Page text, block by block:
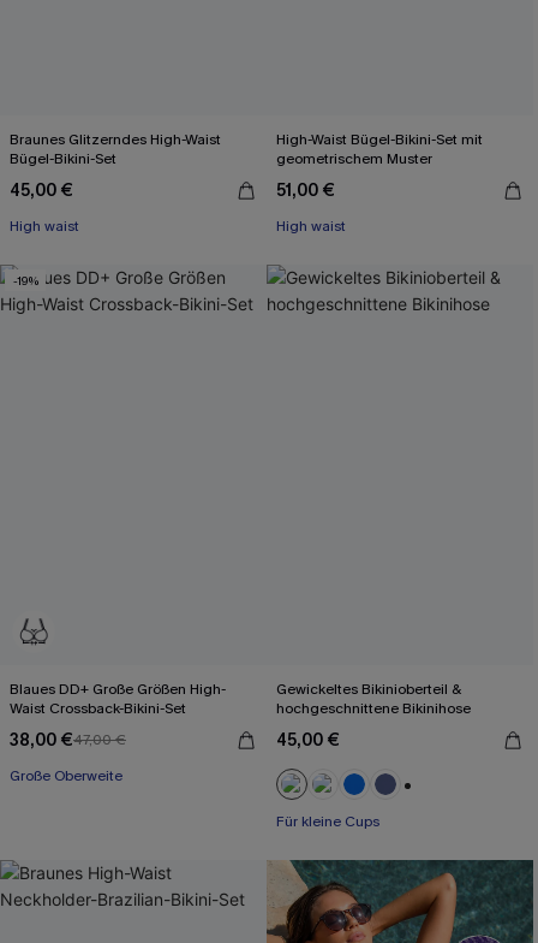
Braunes Glitzerndes High-Waist
Bügel-Bikini-Set
45,00 €
High waist
High-Waist Bügel-Bikini-Set mit
geometrischem Muster
51,00 €
High waist
-19%
Blaues DD+ Große Größen High-
Waist Crossback-Bikini-Set
38,00 €47,00 €
Große Oberweite
Gewickeltes Bikinioberteil &
hochgeschnittene Bikinihose
45,00 €
Für kleine Cups